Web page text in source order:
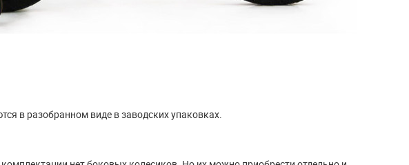
в разобранном виде в заводских упаковках.